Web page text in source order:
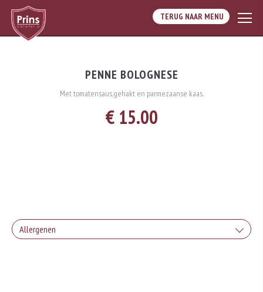
TERUG NAAR MENU
PENNE BOLOGNESE
Met tomatensaus,gehakt en parmezaanse kaas.
€ 15.00
Allergenen